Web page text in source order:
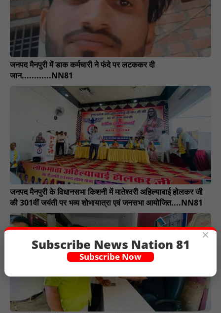
जनपद मैनपुरी में डाक कर्मचारी ने फंदे पर लटककर दी
जान............NN81
जनपद मैनपुरी के विधानसभा किशनी में मातेश्वरी अहिल्याबाई होलकर जी
की 301वीं जयंती पर भव्य शोभायात्रा एवं जनसभा आयोजित....NN81
×
Subscribe News Nation 81
Subscribe Now